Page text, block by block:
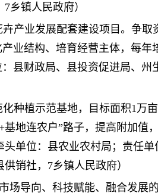
乡镇人民政府）
产业发展配套建设项目。争取
业结构、培育经营主体，每年
县财政局、县投资促进局、州
种植示范基地，目标面积1万
地连农户”路子，提高附加值
单位：县农业农村局；责任单
销社，7乡镇人民政府）
场导向、科技赋能、融合发展